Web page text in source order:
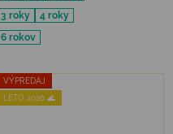
3 roky
4 roky
6 rokov
VÝPREDAJ
LETO 2026 🌊